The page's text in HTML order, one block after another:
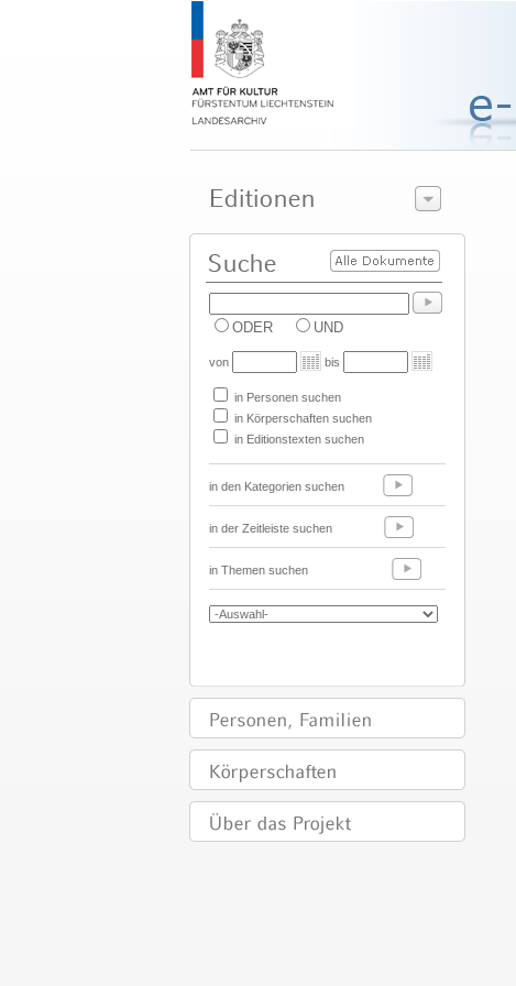
ODER UND
von bis
in Personen suchen
in Körperschaften suchen
in Editionstexten suchen
in den Kategorien suchen
in der Zeitleiste suchen
in Themen suchen